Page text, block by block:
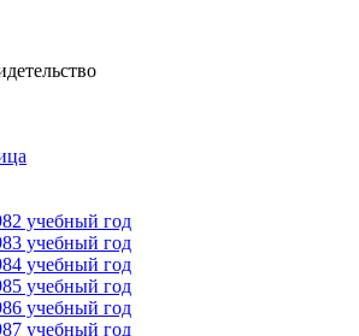
учебный год
учебный год
учебный год
учебный год
учебный год
учебный год